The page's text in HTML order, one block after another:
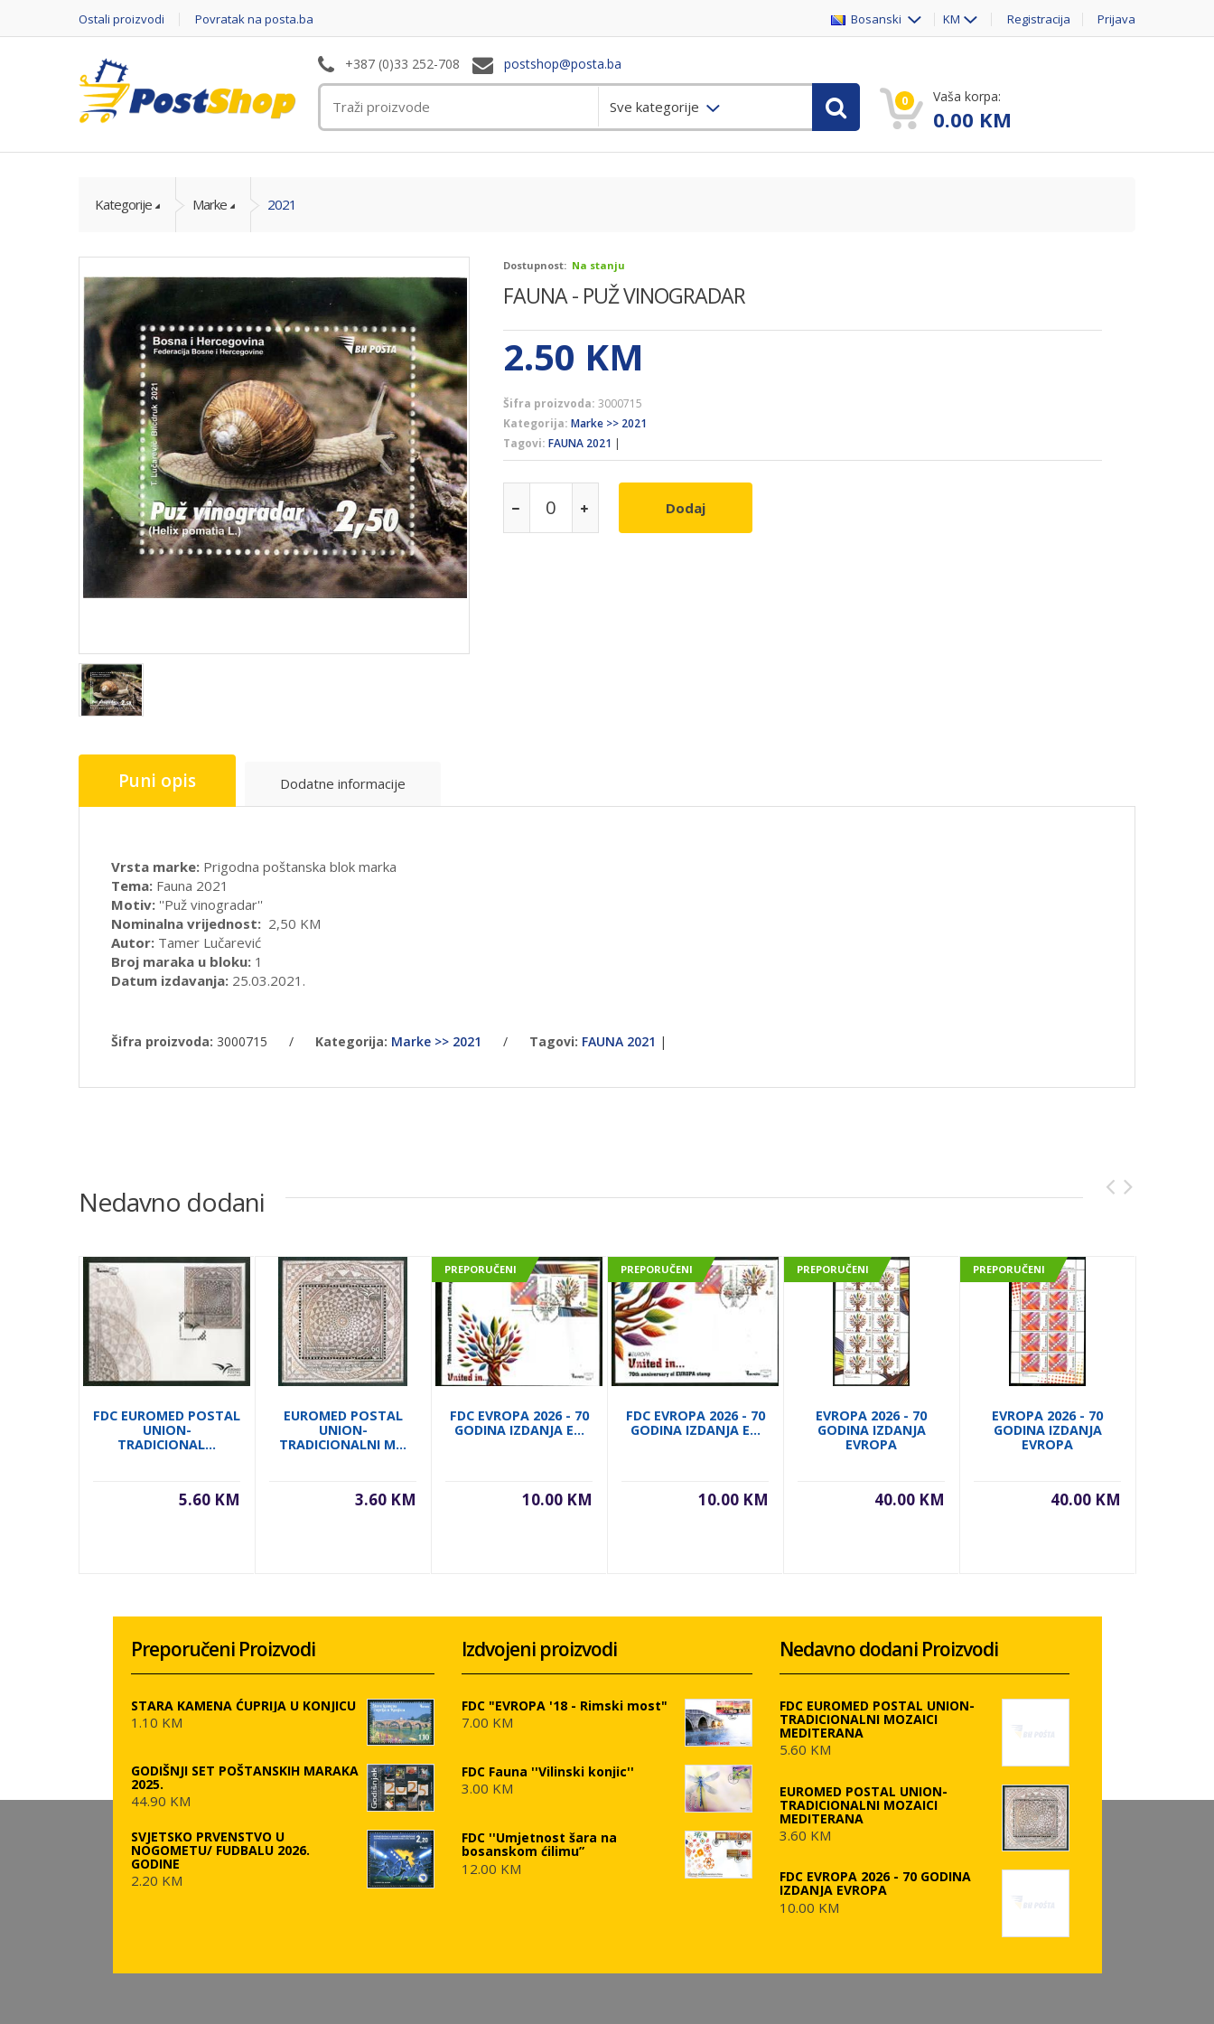
Ostali proizvodi Povratak na posta.ba Bosanski KM Registracija Prijava
+387 (0)33 252-708 postshop@posta.ba
Sve kategorije 0 Vaša korpa:
0.00 KM
Kategorije Marke 2021
Dostupnost: Na stanju
FAUNA - PUŽ VINOGRADAR
2.50 KM
Šifra proizvoda: 3000715
Kategorija: Marke >> 2021
Tagovi: FAUNA 2021 |
Dodaj
Puni opis Dodatne informacije
Vrsta marke: Prigodna poštanska blok marka
Tema: Fauna 2021
Motiv: ''Puž vinogradar''
Nominalna vrijednost: 2,50 KM
Autor: Tamer Lučarević
Broj maraka u bloku: 1
Datum izdavanja: 25.03.2021.
Šifra proizvoda: 3000715 / Kategorija: Marke >> 2021 / Tagovi: FAUNA 2021 |
Nedavno dodani
FDC EUROMED POSTAL
UNION-
TRADICIONAL...
5.60 KM
EUROMED POSTAL
UNION-
TRADICIONALNI M...
3.60 KM
PREPORUČENI
FDC EVROPA 2026 - 70
GODINA IZDANJA E...
10.00 KM
PREPORUČENI
FDC EVROPA 2026 - 70
GODINA IZDANJA E...
10.00 KM
PREPORUČENI
EVROPA 2026 - 70
GODINA IZDANJA
EVROPA
40.00 KM
PREPORUČENI
EVROPA 2026 - 70
GODINA IZDANJA
EVROPA
40.00 KM
Preporučeni Proizvodi
STARA KAMENA ĆUPRIJA U KONJICU
1.10 KM
GODIŠNJI SET POŠTANSKIH MARAKA
2025.
44.90 KM
SVJETSKO PRVENSTVO U
NOGOMETU/ FUDBALU 2026.
GODINE
2.20 KM
Izdvojeni proizvodi
FDC "EVROPA '18 - Rimski most"
7.00 KM
FDC Fauna ''Vilinski konjic''
3.00 KM
FDC ''Umjetnost šara na
bosanskom ćilimu”
12.00 KM
Nedavno dodani Proizvodi
FDC EUROMED POSTAL UNION-
TRADICIONALNI MOZAICI
MEDITERANA
5.60 KM
EUROMED POSTAL UNION-
TRADICIONALNI MOZAICI
MEDITERANA
3.60 KM
FDC EVROPA 2026 - 70 GODINA
IZDANJA EVROPA
10.00 KM